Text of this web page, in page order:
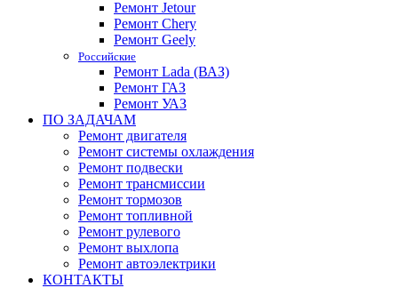
Ремонт Jetour
Ремонт Chery
Ремонт Geely
Российские
Ремонт Lada (ВАЗ)
Ремонт ГАЗ
Ремонт УАЗ
ПО ЗАДАЧАМ
Ремонт двигателя
Ремонт системы охлаждения
Ремонт подвески
Ремонт трансмиссии
Ремонт тормозов
Ремонт топливной
Ремонт рулевого
Ремонт выхлопа
Ремонт автоэлектрики
КОНТАКТЫ